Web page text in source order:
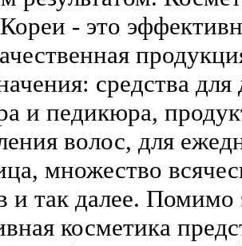
- это
средства
и педикюра,
волос, для
множество
и так далее. Помимо
косметика